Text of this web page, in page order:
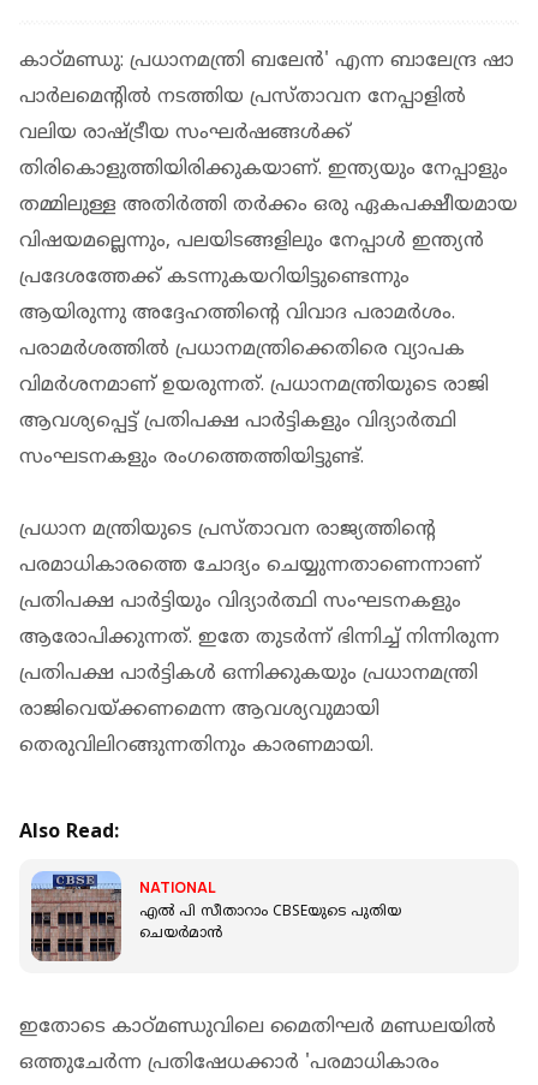
കാഠ്മണ്ഡു: പ്രധാനമന്ത്രി ബലേൻ' എന്ന ബാലേന്ദ്ര ഷാ
പാർലമെന്റിൽ നടത്തിയ പ്രസ്താവന നേപ്പാളിൽ
വലിയ രാഷ്ട്രീയ സംഘർഷങ്ങൾക്ക്
തിരികൊളുത്തിയിരിക്കുകയാണ്. ഇന്ത്യയും നേപ്പാളും
തമ്മിലുള്ള അതിർത്തി തർക്കം ഒരു ഏകപക്ഷീയമായ
വിഷയമല്ലെന്നും, പലയിടങ്ങളിലും നേപ്പാൾ ഇന്ത്യൻ
പ്രദേശത്തേക്ക് കടന്നുകയറിയിട്ടുണ്ടെന്നും
ആയിരുന്നു അദ്ദേഹത്തിന്റെ വിവാദ പരാമർശം.
പരാമർശത്തിൽ പ്രധാനമന്ത്രിക്കെതിരെ വ്യാപക
വിമർശനമാണ് ഉയരുന്നത്. പ്രധാനമന്ത്രിയുടെ രാജി
ആവശ്യപ്പെട്ട് പ്രതിപക്ഷ പാർട്ടികളും വിദ്യാർത്ഥി
സംഘടനകളും രം​ഗത്തെത്തിയിട്ടുണ്ട്.
പ്രധാന മന്ത്രിയുടെ പ്രസ്താവന രാജ്യത്തിൻ്റെ
പരമാധികാരത്തെ ചോദ്യം ചെയ്യുന്നതാണെന്നാണ്
പ്രതിപക്ഷ പാർട്ടിയും വിദ്യാർത്ഥി സംഘടനകളും
ആരോപിക്കുന്നത്. ഇതേ തുടർന്ന് ഭിന്നിച്ച് നിന്നിരുന്ന
പ്രതിപക്ഷ പാർട്ടികൾ ഒന്നിക്കുകയും പ്രധാനമന്ത്രി
രാജിവെയ്ക്കണമെന്ന ആവശ്യവുമായി
തെരുവിലിറങ്ങുന്നതിനും കാരണമായി.
Also Read:
NATIONAL
എൽ പി സീതാറാം CBSEയുടെ പുതിയ
ചെയർമാൻ
ഇതോടെ കാഠ്‌മണ്ഡുവിലെ മൈതിഘർ മണ്ഡലയിൽ
ഒത്തുചേർന്ന പ്രതിഷേധക്കാർ 'പരമാധികാരം